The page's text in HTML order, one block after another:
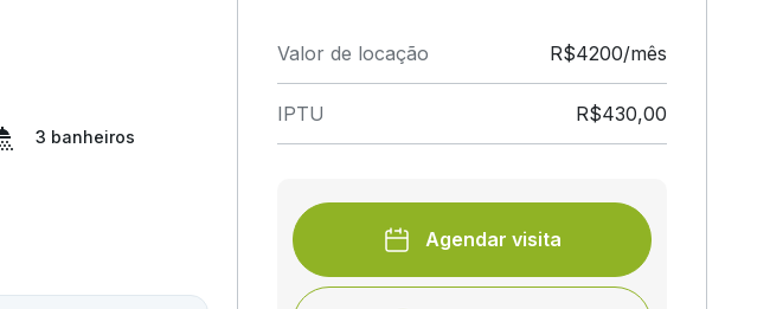
3 banheiros
Valor de locação R$4200/mês
IPTU R$430,00
Agendar visita